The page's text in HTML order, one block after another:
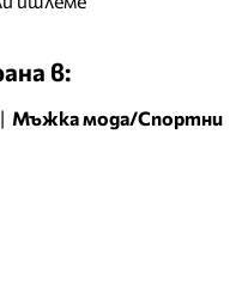
в:
| Мъжка мода/Спортни